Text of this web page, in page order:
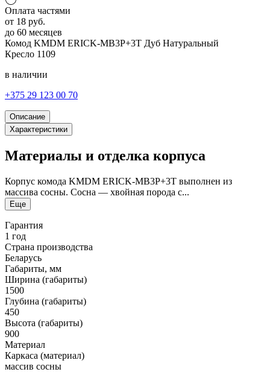
Оплата частями
от 18 руб.
до 60 месяцев
Комод KMDM ERICK-MB3P+3T Дуб Натуральный
Кресло 1109
в наличии
+375 29 123 00 70
Описание
Характеристики
Материалы и отделка корпуса
Корпус комода KMDM ERICK-MB3P+3T выполнен из
массива сосны. Сосна — хвойная порода с...
Еще
Гарантия
1 год
Страна производства
Беларусь
Габариты, мм
Ширина (габариты)
1500
Глубина (габариты)
450
Высота (габариты)
900
Материал
Каркаса (материал)
массив сосны